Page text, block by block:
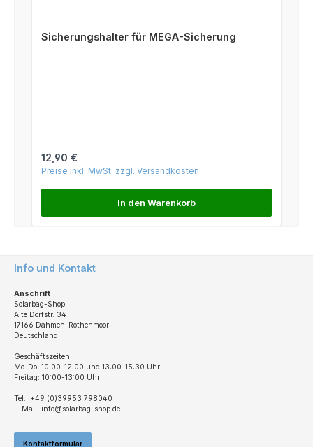
Sicherungshalter für MEGA-Sicherung
Regulärer Preis:
12,90 €
Preise inkl. MwSt. zzgl. Versandkosten
In den Warenkorb
Info und Kontakt
Anschrift
Solarbag-Shop
Alte Dorfstr. 34
17166 Dahmen-Rothenmoor
Deutschland
Geschäftszeiten:
Mo-Do: 10:00-12:00 und 13:00-15:30 Uhr
Freitag: 10:00-13:00 Uhr
Tel.: +49 (0)39953 798040
E-Mail: info@solarbag-shop.de
Kontaktformular